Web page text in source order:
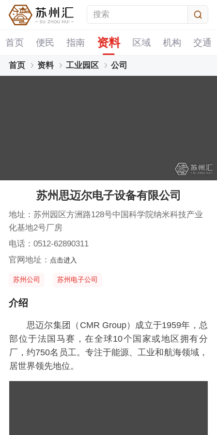
首页 便民 指南 资料 区域 机构 交通
首页 资料 工业园区 公司
苏州思迈尔电子设备有限公司
地址：苏州园区方洲路128号中国科学院纳米科技产业
化基地2号厂房
电话：0512-62890311
官网地址： 点击进入
苏州公司 苏州电子公司
介绍
思迈尔集团（CMR Group）成立于1959年，总
部位于法国马赛，在全球10个国家或地区拥有分
厂，约750名员工。专注于能源、工业和航海领域，
居世界领先地位。